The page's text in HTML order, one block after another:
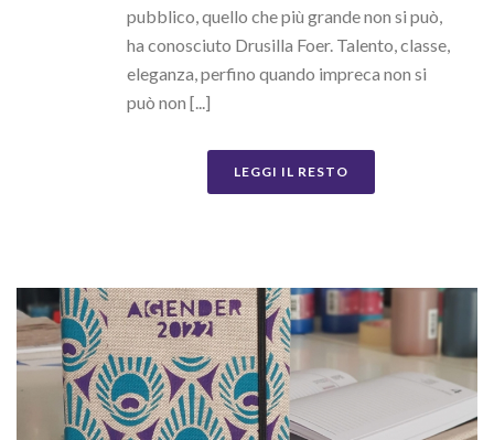
pubblico, quello che più grande non si può,
ha conosciuto Drusilla Foer. Talento, classe,
eleganza, perfino quando impreca non si
può non [...]
LEGGI IL RESTO